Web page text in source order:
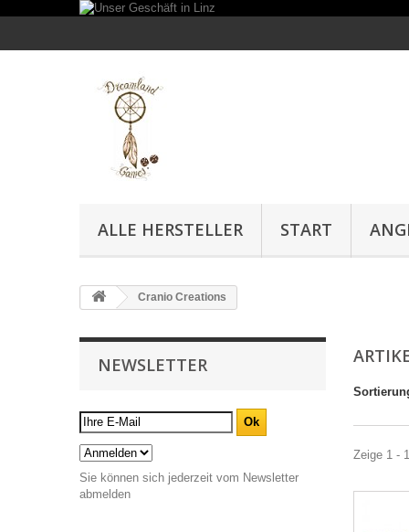
ALLE HERSTELLER START
Cranio Creations
NEWSLETTER
Sie können sich jederzeit vom Newsletter
abmelden
Zeige 1 -